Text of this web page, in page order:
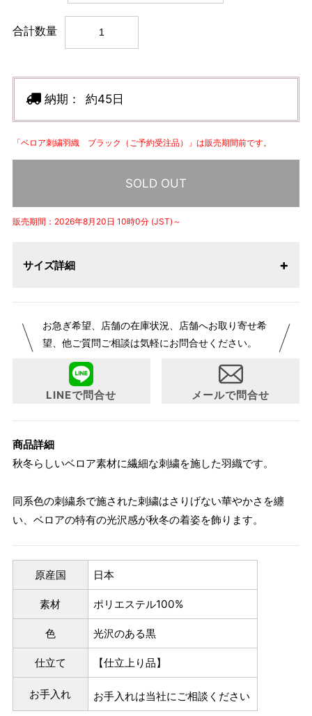
合計数量
納期： 約45日
「ベロア刺繍羽織 ブラック（ご予約受注品）」は販売期間前です。
SOLD OUT
販売期間：2026年8月20日 10時0分 (JST)～
サイズ詳細
お急ぎ希望、店舗の在庫状況、店舗へお取り寄せ希
望、他ご質問ご相談は気軽にお問合せください。
LINEで問合せ メールで問合せ
商品詳細
秋冬らしいベロア素材に繊細な刺繍を施した羽織です。
同系色の刺繍糸で施された刺繍はさりげない華やかさを纏
い、ベロアの特有の光沢感が秋冬の着姿を飾ります。
原産国 日本
素材 ポリエステル100%
色 光沢のある黒
仕立て 【仕立上り品】
お手入れ お手入れは当社にご相談ください